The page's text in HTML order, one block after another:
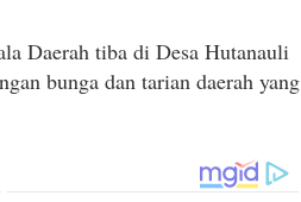
Daerah tiba di Desa Hutanauli
bunga dan tarian daerah yang